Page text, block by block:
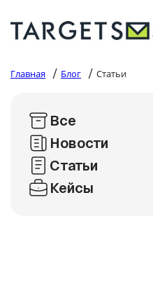
Главная / Блог / Статьи
Все
Новости
Статьи
Кейсы